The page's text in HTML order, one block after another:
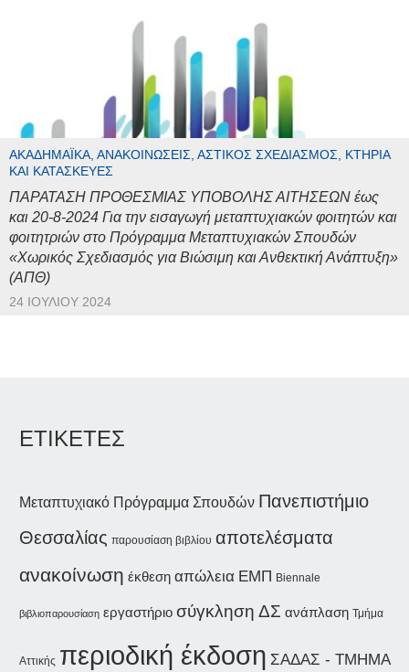
ΑΚΑΔΗΜΑΪΚΆ, ΑΝΑΚΟΙΝΏΣΕΙΣ, ΑΣΤΙΚΌΣ ΣΧΕΔΙΑΣΜΌΣ, ΚΤΉΡΙΑ
ΚΑΙ ΚΑΤΑΣΚΕΥΈΣ
ΠΑΡΑΤΑΣΗ ΠΡΟΘΕΣΜΙΑΣ ΥΠΟΒΟΛΗΣ ΑΙΤΗΣΕΩΝ έως
και 20-8-2024 Για την εισαγωγή μεταπτυχιακών φοιτητών και
φοιτητριών στο Πρόγραμμα Μεταπτυχιακών Σπουδών
«Χωρικός Σχεδιασμός για Βιώσιμη και Ανθεκτική Ανάπτυξη»
(ΑΠΘ)
24 ΙΟΥΛΊΟΥ 2024
ΕΤΙΚΕΤΕΣ
Μεταπτυχιακό Πρόγραμμα Σπουδών Πανεπιστήμιο
Θεσσαλίας παρουσίαση βιβλίου αποτελέσματα
ανακοίνωση έκθεση απώλεια ΕΜΠ Biennale
βιβλιοπαρουσίαση εργαστήριο σύγκληση ΔΣ ανάπλαση Τμήμα
Αττικής περιοδική έκδοση ΣΑΔΑΣ - ΤΜΗΜΑ